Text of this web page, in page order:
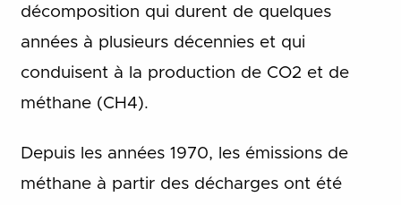
décomposition qui durent de quelques
années à plusieurs décennies et qui
conduisent à la production de CO2 et de
méthane (CH4).
Depuis les années 1970, les émissions de
méthane à partir des décharges ont été